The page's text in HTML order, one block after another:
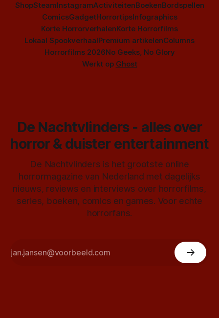
ShopSteamInstagramActiviteitenBoekenBordspellen
ComicsGadgetHorrortipsInfographics
Korte HorrorverhalenKorte Horrorfilms
Lokaal SpookverhaalPremium artikelenColumns
Horrorfilms 2026No Geeks, No Glory
Werkt op Ghost
De Nachtvlinders - alles over
horror & duister entertainment
De Nachtvlinders is het grootste online
horrormagazine van Nederland met dagelijks
nieuws, reviews en interviews over horrorfilms,
series, boeken, comics en games. Voor echte
horrorfans.